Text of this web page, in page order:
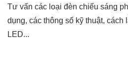
Tư vấn các loại đèn chiếu sáng
dụng, các thông số kỹ thuật, cách
LED...